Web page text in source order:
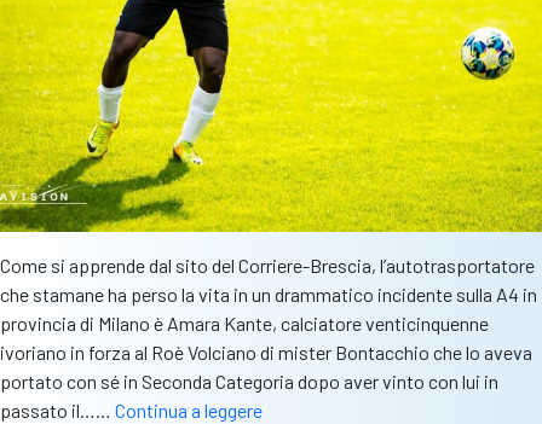
Come si apprende dal sito del Corriere-Brescia, l’autotrasportatore
che stamane ha perso la vita in un drammatico incidente sulla A4 in
provincia di Milano è Amara Kante, calciatore venticinquenne
ivoriano in forza al Roè Volciano di mister Bontacchio che lo aveva
portato con sé in Seconda Categoria dopo aver vinto con lui in
passato il…… Continua a leggereCalcio